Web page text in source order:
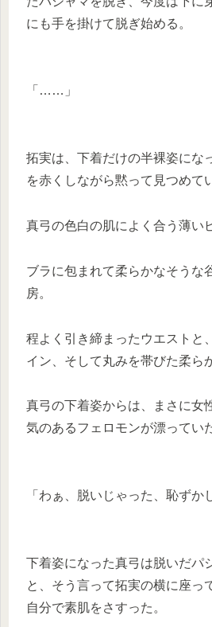
にも手を掛けて脱ぎ始める。
「……」
拓実は、下着だけの半裸姿にな
を赤くしながら黙って見つめて
真弓の色白の肌によく合う薄い
ブラに包まれて柔らかなそうな
房。
程よく引き締まったウエストと
イン、そして丸みを帯びた柔ら
真弓の下着姿からは、まさに女
気のあるフェロモンが漂ってい
「わぁ、脱いじゃった、恥ずか
下着姿になった真弓は脱いだパ
と、そう言って拓実の横に座っ
自分で素肌をさすった。